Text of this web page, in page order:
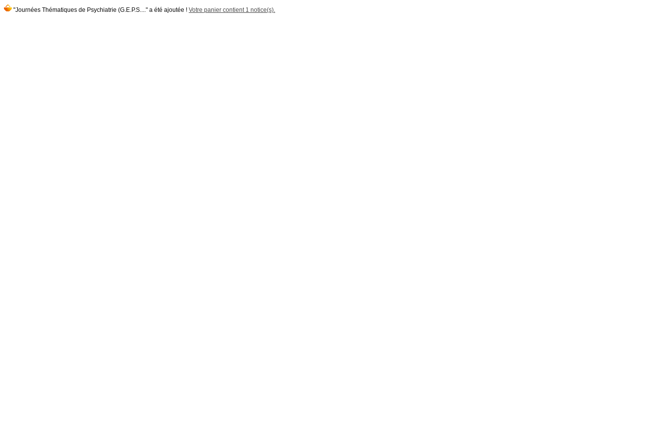
"Journées Thématiques de Psychiatrie (G.E.P.S...." a été ajoutée ! Votre panier contient 1 notice(s).